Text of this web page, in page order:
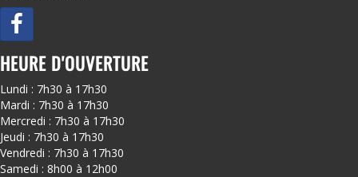
HEURE D'OUVERTURE
Lundi : 7h30 à 17h30
Mardi : 7h30 à 17h30
Mercredi : 7h30 à 17h30
Jeudi : 7h30 à 17h30
Vendredi : 7h30 à 17h30
Samedi : 8h00 à 12h00